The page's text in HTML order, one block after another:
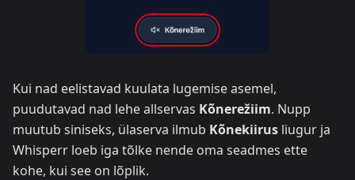
Kui nad eelistavad kuulata lugemise asemel,
puudutavad nad lehe allservas Kõnerežiim. Nupp
muutub siniseks, ülaserva ilmub Kõnekiirus liugur ja
Whisperr loeb iga tõlke nende oma seadmes ette
kohe, kui see on lõplik.